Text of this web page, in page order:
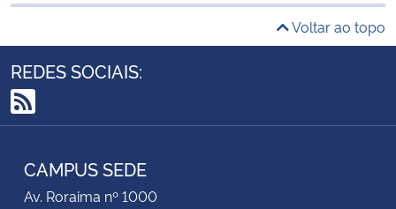
Voltar ao topo
REDES SOCIAIS:
RSS
CAMPUS SEDE
Av. Roraima nº 1000